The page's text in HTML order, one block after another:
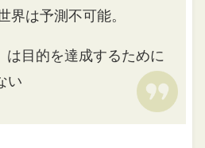
界は予測不可能。
は目的を達成するために
い